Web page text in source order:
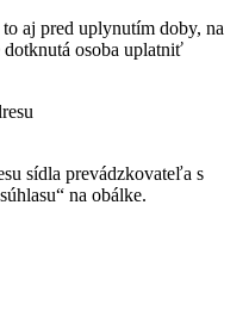
aj pred uplynutím doby, na
osoba uplatniť
sídla prevádzkovateľa s
na obálke.